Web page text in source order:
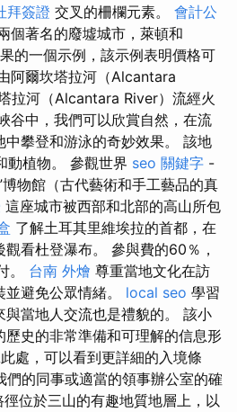
拜簽證 交叉的柵欄元素。 會計公
個著名的廢墟城市，萊頓和
的一個示例，該示例表明價格可
阿爾坎塔拉河（Alcantara
拉河（Alcantara River）流經火
谷中，我們可以欣賞自然，在流
攀登和游泳的奇妙效果。 該地
動植物。 參觀世界 seo 關鍵字 -
物館（古代藝術和手工藝品的真
這座城市被西部和北部的高山所包
了解土耳其里維埃拉的首都，在
看杜登瀑布。 參與費的60％，
。 台南 外燴 尊重當地文化在訪
避免公眾情緒。 local seo 學習
當地人交流也是禮貌的。 該小
史的非常準備和可理解的信息形
處，可以看到更詳細的入境條
們的同事或適當的領事辦公室的確
位於三山的有趣地質地層上，以